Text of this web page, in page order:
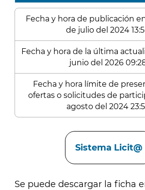
Fecha y hora de publicación
de julio del 2024
Fecha y hora de la última
junio del 2026
Fecha y hora límite de
ofertas o solicitudes de
agosto del 2024
Sistema Licit@
Se puede descargar la ficha